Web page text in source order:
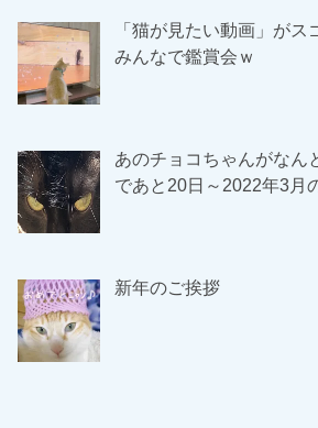
「猫が見たい動画」が
みんなで鑑賞会ｗ
あのチョコちゃんがなん
であと20日～2022年3月
新年のご挨拶